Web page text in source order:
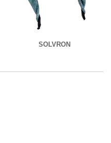
SOLVRON